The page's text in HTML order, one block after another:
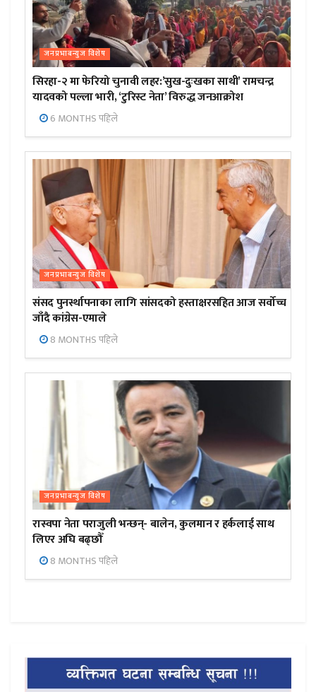
जनप्रभाबन्युज विशेष
सिरहा-२ मा फेरियो चुनावी लहर:’सुख-दुःखका साथी’ रामचन्द्र
यादवको पल्ला भारी, ‘टुरिस्ट नेता’ विरुद्ध जनआक्रोश
6 MONTHS पहिले
जनप्रभाबन्युज विशेष
संसद पुनर्स्थापनाका लागि सांसदको हस्ताक्षरसहित आज सर्वोच्च
जाँदै कांग्रेस-एमाले
8 MONTHS पहिले
जनप्रभाबन्युज विशेष
रास्वपा नेता पराजुली भन्छन्- बालेन, कुलमान र हर्कलाई साथ
लिएर अघि बढ्छौँ
8 MONTHS पहिले